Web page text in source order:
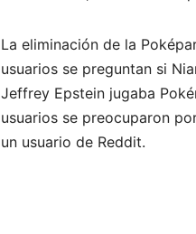
La eliminación de la
usuarios se preguntan si
Jeffrey Epstein jugaba
usuarios se preocuparon
un usuario de Reddit.